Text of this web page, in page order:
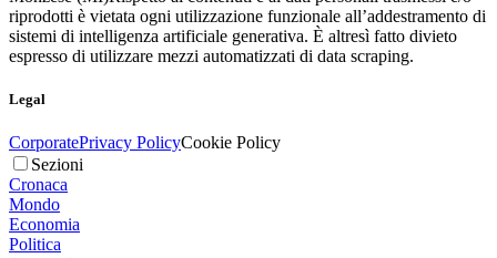
riprodotti è vietata ogni utilizzazione funzionale all’addestramento di
sistemi di intelligenza artificiale generativa. È altresì fatto divieto
espresso di utilizzare mezzi automatizzati di data scraping.
Legal
CorporatePrivacy PolicyCookie Policy
Sezioni
Cronaca
Mondo
Economia
Politica